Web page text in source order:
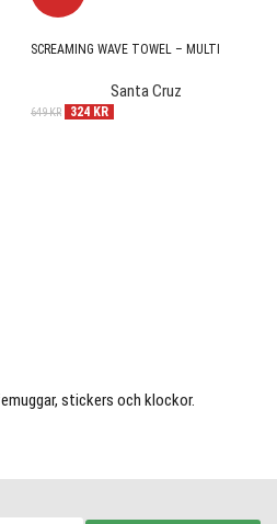
SCREAMING WAVE TOWEL – MULTI
Santa Cruz
649KR 324 KR
stickers och klockor.